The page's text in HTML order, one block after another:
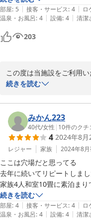
で良かった。シャンプーは
また名古屋に来た際は泊ま
部屋: 5 | 接客・サービス: 4 | ロ
温泉・お風呂: 4 | 設備: 4 | 清潔
203
この度は当施設をご利用
長寿命化に伴う改修工事
す。再開いたしましたら
施設受付　大島
2024-09-11
続きを読む
みかん223
40代/女性 | 10件のクチ
4 2024年8月
レジャー 家族 2024年8月
ここは穴場だと思ってる
去年に続いてリピートしま
家族4人和室10畳に素泊ま
公共の宿なので、細かいと
るけども、そこをクリアでき
続きを読む
部屋: 4 | 接客・サービス: 4 | ロ
温泉・お風呂: 4 | 設備: 4 | 清潔